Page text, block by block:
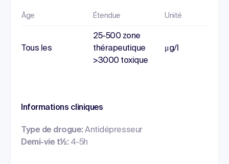
Âge Étendue Unité
Tous les
25-500 zone
thérapeutique
>3000 toxique
μg/l
Informations cliniques
Type de drogue:Antidépresseur
Demi-vie t½:4-5h